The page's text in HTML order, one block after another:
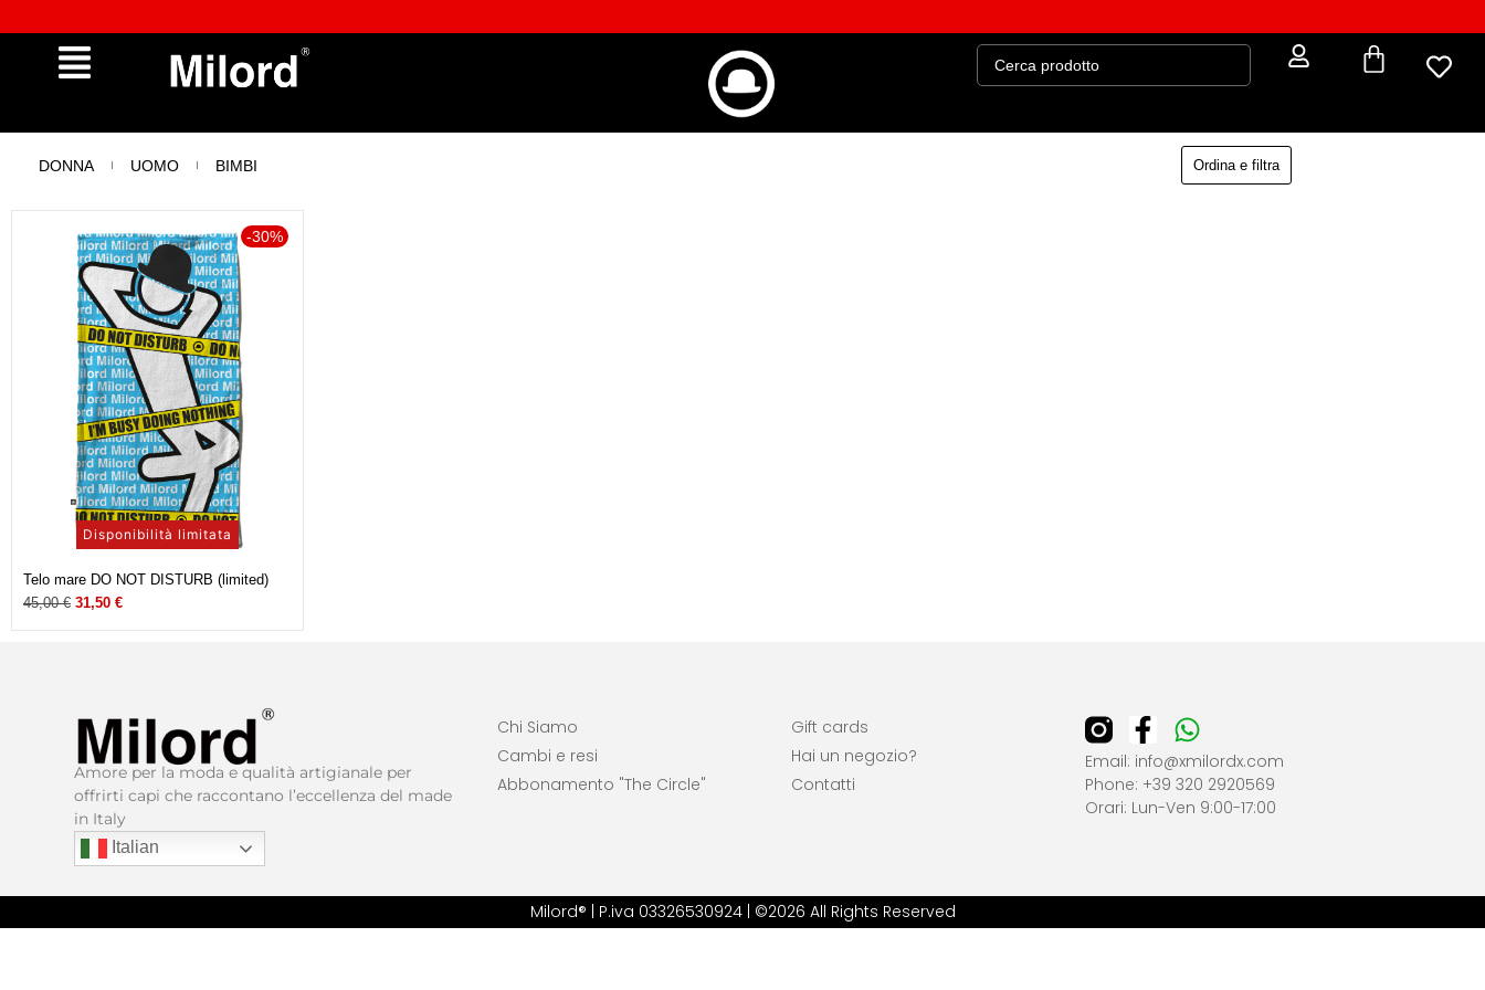
DONNA UOMO BIMBI Ordina e filtra
-30%
Disponibilità limitata
Telo mare DO NOT DISTURB (limited)
45,00€ 31,50 €
Amore per la moda e qualità artigianale per
offrirti capi che raccontano l’eccellenza del made
in Italy​
Italian
Chi Siamo
Cambi e resi
Abbonamento "The Circle"
Gift cards
Hai un negozio?
Contatti
Email: info@xmilordx.com
Phone: +39 320 2920569
Orari: Lun-Ven 9:00-17:00
Milord® | P.iva 03326530924 | ©2026 All Rights Reserved